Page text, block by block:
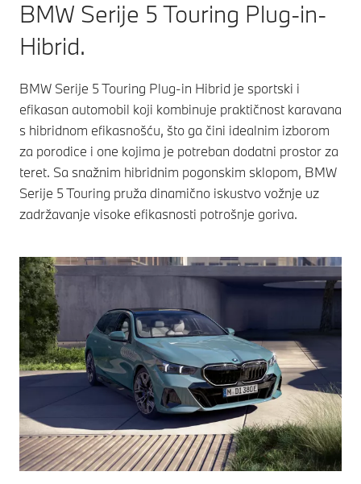
BMW Serije 5 Touring Plug-in-
Hibrid.
BMW Serije 5 Touring Plug-in Hibrid je sportski i
efikasan automobil koji kombinuje praktičnost karavana
s hibridnom efikasnošću, što ga čini idealnim izborom
za porodice i one kojima je potreban dodatni prostor za
teret. Sa snažnim hibridnim pogonskim sklopom, BMW
Serije 5 Touring pruža dinamično iskustvo vožnje uz
zadržavanje visoke efikasnosti potrošnje goriva.